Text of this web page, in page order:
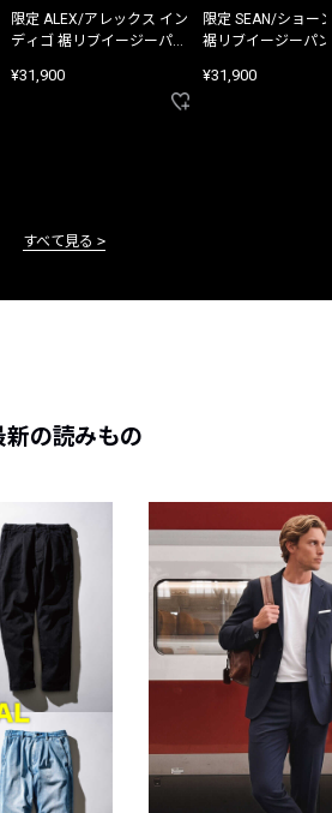
限定 ALEX/アレックス イン
ディゴ 裾リブイージーパン
¥31,900
限定 SEAN/ショー
裾リブイージーパ
¥31,900
すべて見る
新の読みもの